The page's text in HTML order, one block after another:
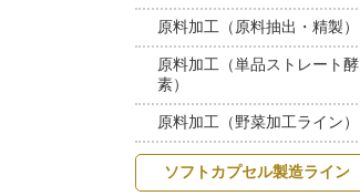
原料加工（原料抽出・精製）
原料加工（単品ストレート酵
素）
原料加工（野菜加工ライン）
ソフトカプセル製造ライン